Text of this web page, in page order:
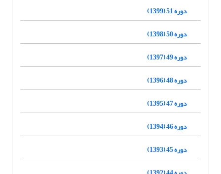
دوره 51 (1399)
دوره 50 (1398)
دوره 49 (1397)
دوره 48 (1396)
دوره 47 (1395)
دوره 46 (1394)
دوره 45 (1393)